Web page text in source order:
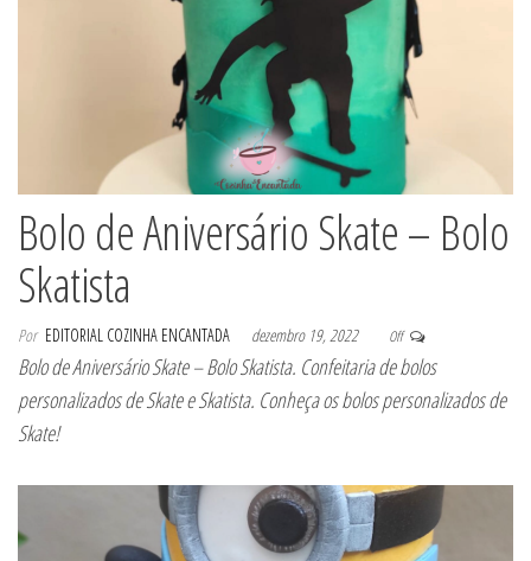
Bolo de Aniversário Skate – Bolo
Skatista
Por EDITORIAL COZINHA ENCANTADA dezembro 19, 2022 Off
Bolo de Aniversário Skate – Bolo Skatista. Confeitaria de bolos
personalizados de Skate e Skatista. Conheça os bolos personalizados de
Skate!